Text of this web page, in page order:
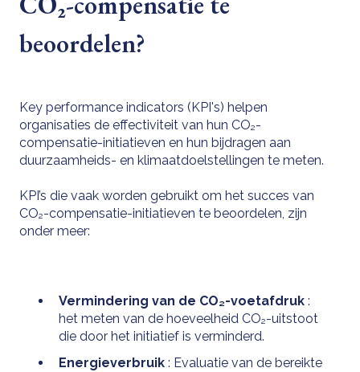
beoordelen?
Key performance indicators (KPI's) helpen
organisaties de effectiviteit van hun CO₂-
compensatie-initiatieven en hun bijdragen aan
duurzaamheids- en klimaatdoelstellingen te meten.
KPI’s die vaak worden gebruikt om het succes van
CO₂-compensatie-initiatieven te beoordelen, zijn
onder meer:
Vermindering van de CO₂-voetafdruk :
het meten van de hoeveelheid CO₂-uitstoot
die door het initiatief is verminderd.
Energieverbruik : Evaluatie van de bereikte